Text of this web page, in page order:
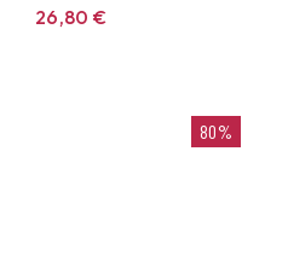
26,80€
80%